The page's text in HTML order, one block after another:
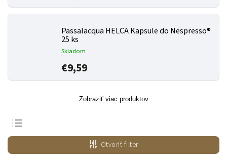
Passalacqua HELCA Kapsule do Nespresso®
25 ks
Skladom
€9,59
Zobraziť viac produktov
Odporúčame
Najlacnejšie
Otvoriť filter